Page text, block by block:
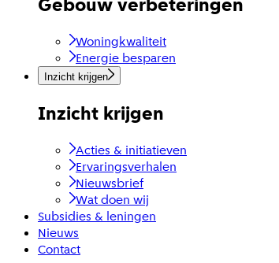
Woningkwaliteit
Energie besparen
Inzicht krijgen
Inzicht krijgen
Acties & initiatieven
Ervaringsverhalen
Nieuwsbrief
Wat doen wij
Subsidies & leningen
Nieuws
Contact